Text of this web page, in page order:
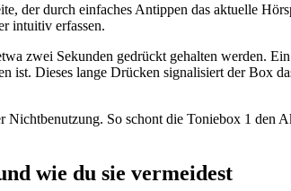
der durch einfaches Antippen das aktuelle
intuitiv erfassen.
zwei Sekunden gedrückt gehalten werden.
Dieses lange Drücken signalisiert der Box
So schont die Toniebox 1 den
wie du sie vermeidest